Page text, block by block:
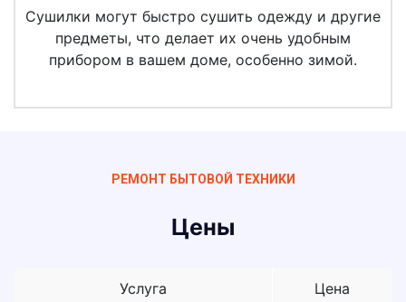
Сушилки могут быстро сушить одежду и другие
предметы, что делает их очень удобным
прибором в вашем доме, особенно зимой.
РЕМОНТ БЫТОВОЙ ТЕХНИКИ
Цены
Услуга Цена